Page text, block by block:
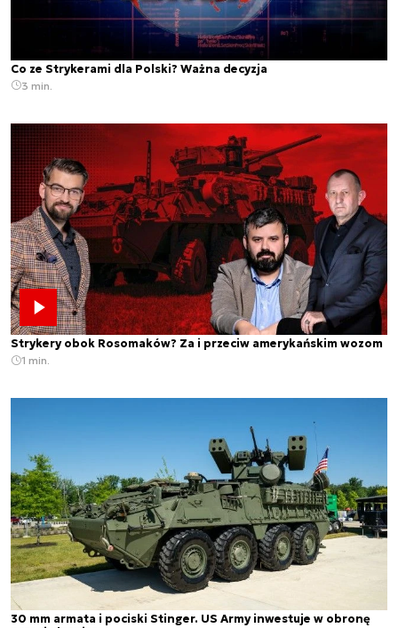
Co ze Strykerami dla Polski? Ważna decyzja
3 min.
Strykery obok Rosomaków? Za i przeciw amerykańskim wozom
1 min.
30 mm armata i pociski Stinger. US Army inwestuje w obronę